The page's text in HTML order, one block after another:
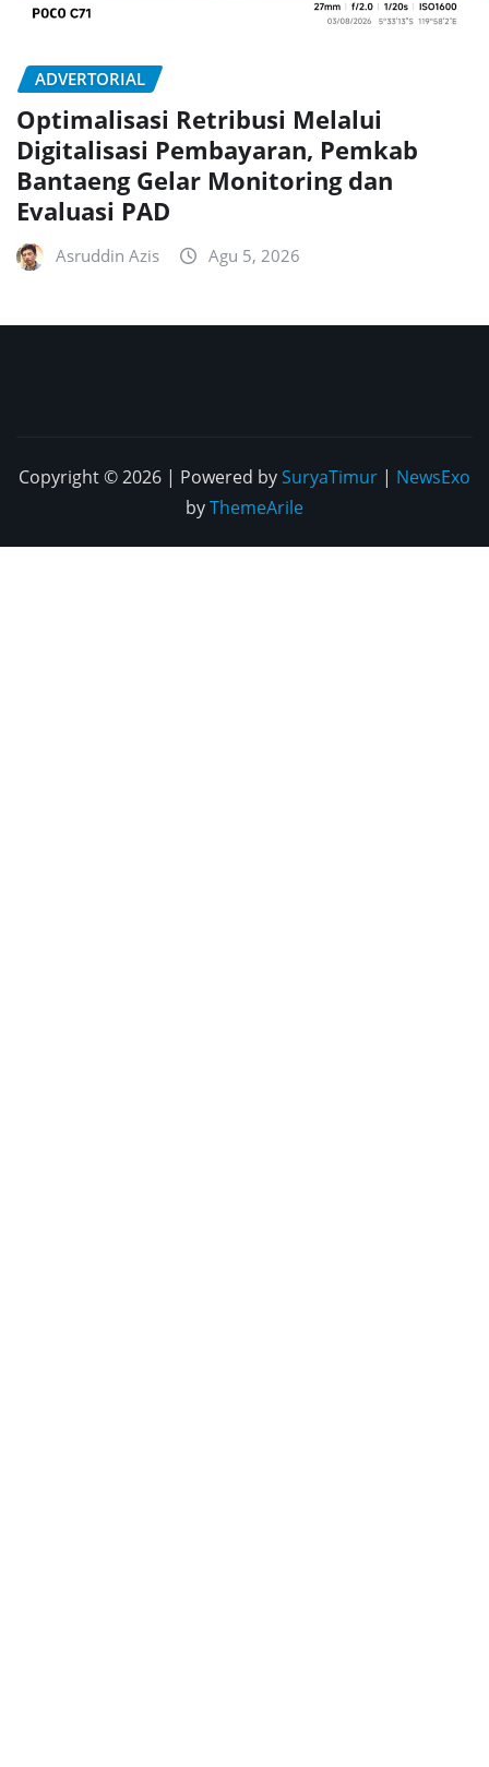
ADVERTORIAL
Optimalisasi Retribusi Melalui
Digitalisasi Pembayaran, Pemkab
Bantaeng Gelar Monitoring dan
Evaluasi PAD
Asruddin Azis Agu 5, 2026
Copyright © 2026 | Powered bySuryaTimur | NewsExo
byThemeArile